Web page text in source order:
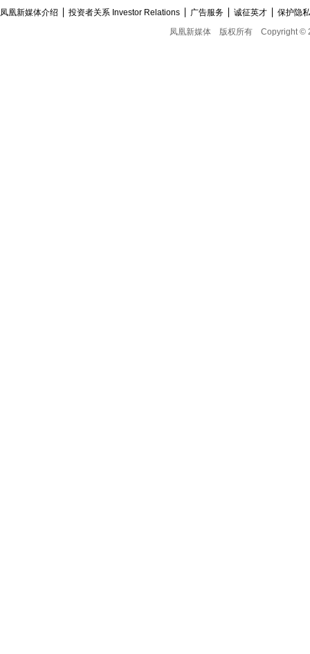
凤凰新媒体介绍 投资者关系 Investor Relations 广告服务 诚征英才
保护隐
凤凰新媒体
版权所有 Copyright ©